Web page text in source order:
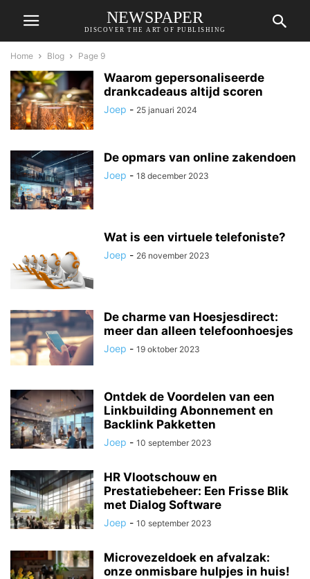
NEWSPAPER
DISCOVER THE ART OF PUBLISHING
Home Blog Page 9
Waarom gepersonaliseerde
drankcadeaus altijd scoren
Joep - 25 januari 2024
De opmars van online zakendoen
Joep - 18 december 2023
Wat is een virtuele telefoniste?
Joep - 26 november 2023
De charme van Hoesjesdirect:
meer dan alleen telefoonhoesjes
Joep - 19 oktober 2023
Ontdek de Voordelen van een
Linkbuilding Abonnement en
Backlink Pakketten
Joep - 10 september 2023
HR Vlootschouw en
Prestatiebeheer: Een Frisse Blik
met Dialog Software
Joep - 10 september 2023
Microvezeldoek en afvalzak:
onze onmisbare hulpjes in huis!